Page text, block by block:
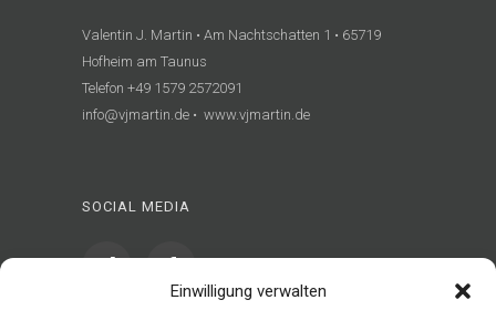
Einwilligung verwalten
Valentin J. Martin • Am Nachtschatten 1 • 65719
Hofheim am Taunus
Telefon +49 1579 2572091
info@vjmartin.de • www.vjmartin.de
SOCIAL MEDIA